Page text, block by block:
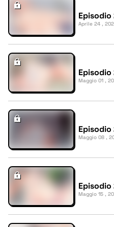
Episodio
Aprile 24 ,
Episodio
Maggio 01 ,
Episodio
Maggio 08 ,
Episodio
Maggio 15 ,